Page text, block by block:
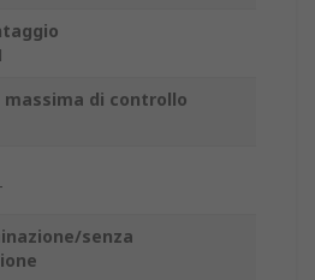
massima di controllo
senza